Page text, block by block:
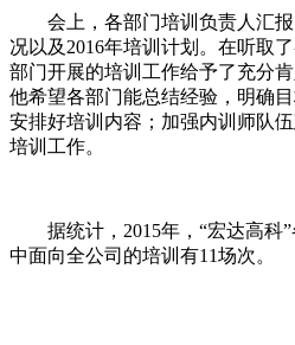
会上，各部门培训负责人汇
况以及2016年培训计划。在听取
部门开展的培训工作给予了充分
他希望各部门能总结经验，明确
安排好培训内容；加强内训师队
培训工作。
据统计，2015年，“宏达高科
中面向全公司的培训有11场次。